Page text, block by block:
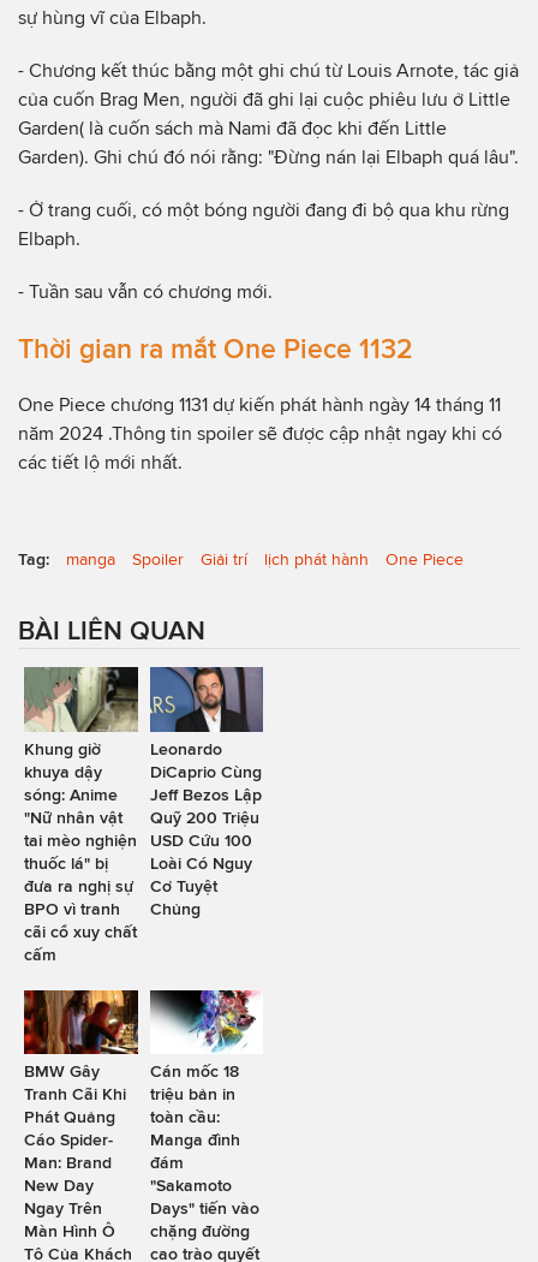
sự hùng vĩ của Elbaph.
- Chương kết thúc bằng một ghi chú từ Louis Arnote, tác giả
của cuốn Brag Men, người đã ghi lại cuộc phiêu lưu ở Little
Garden( là cuốn sách mà Nami đã đọc khi đến Little
Garden). Ghi chú đó nói rằng: "Đừng nán lại Elbaph quá lâu".
- Ở trang cuối, có một bóng người đang đi bộ qua khu rừng
Elbaph.
- Tuần sau vẫn có chương mới.
Thời gian ra mắt One Piece 1132
One Piece chương 1131 dự kiến phát hành ngày 14 tháng 11
năm 2024 .Thông tin spoiler sẽ được cập nhật ngay khi có
các tiết lộ mới nhất.
Tag: manga Spoiler Giải trí lịch phát hành One Piece
BÀI LIÊN QUAN
Khung giờ
khuya dậy
sóng: Anime
"Nữ nhân vật
tai mèo nghiện
thuốc lá" bị
đưa ra nghị sự
BPO vì tranh
cãi cổ xuy chất
cấm
Leonardo
DiCaprio Cùng
Jeff Bezos Lập
Quỹ 200 Triệu
USD Cứu 100
Loài Có Nguy
Cơ Tuyệt
Chủng
BMW Gây
Tranh Cãi Khi
Phát Quảng
Cáo Spider-
Man: Brand
New Day
Ngay Trên
Màn Hình Ô
Tô Của Khách
Cán mốc 18
triệu bản in
toàn cầu:
Manga đình
đám
"Sakamoto
Days" tiến vào
chặng đường
cao trào quyết